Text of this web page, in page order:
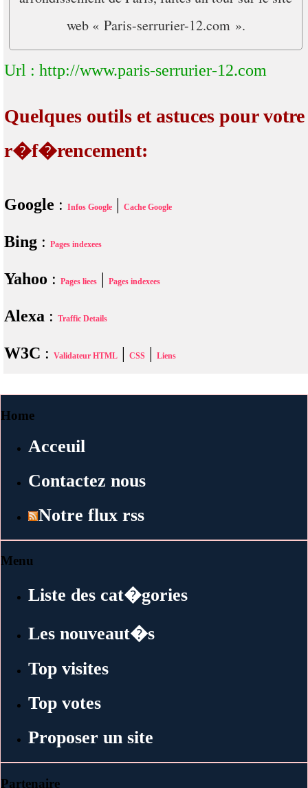
web « Paris-serrurier-12.com ».
Url : http://www.paris-serrurier-12.com
Quelques outils et astuces pour votre
r�f�rencement:
Google : Infos Google Cache Google
Bing : Pages indexees
Yahoo : Pages liees Pages indexees
Alexa : Traffic Details
W3C : Validateur HTML CSS Liens
Home
Acceuil
Contactez nous
Notre flux rss
Menu
Liste des cat�gories
Les nouveaut�s
Top visites
Top votes
Proposer un site
Partenaire